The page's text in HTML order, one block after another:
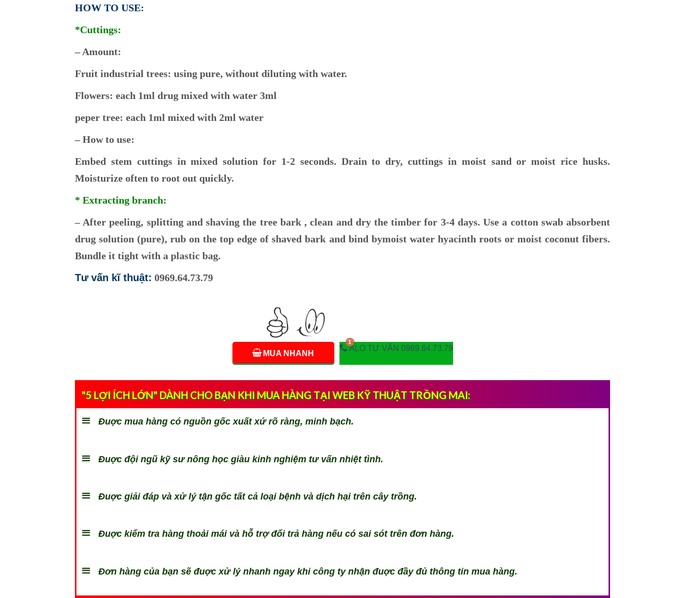
HOW TO USE:
*Cuttings:
– Amount:
Fruit industrial trees: using pure, without diluting with water.
Flowers: each 1ml drug mixed with water 3ml
peper tree: each 1ml mixed with 2ml water
– How to use:
Embed stem cuttings in mixed solution for 1-2 seconds. Drain to dry, cuttings in moist sand or moist rice husks.
Moisturize often to root out quickly.
* Extracting branch:
– After peeling, splitting and shaving the tree bark , clean and dry the timber for 3-4 days. Use a cotton swab absorbent
drug solution (pure), rub on the top edge of shaved bark and bind bymoist water hyacinth roots or moist coconut fibers.
Bundle it tight with a plastic bag.
Tư vấn kĩ thuật: 0969.64.73.79
MUA NHANH
ALO TƯ VẤN 0969.64.73.79
"5 LỢI ÍCH LỚN" DÀNH CHO BẠN KHI MUA HÀNG TẠI WEB KỸ THUẬT TRỒNG MAI:
Đuợc mua hàng có nguồn gốc xuất xứ rõ ràng, minh bạch.
Đuợc đội ngũ kỹ sư nông học giàu kinh nghiệm tư vấn nhiệt tình.
Đuợc giải đáp và xử lý tận gốc tất cả loại bệnh và dịch hại trên cây trồng.
Đuợc kiểm tra hàng thoải mái và hỗ trợ đổi trả hàng nếu có sai sót trên đơn hàng.
Đơn hàng của bạn sẽ đuợc xử lý nhanh ngay khi công ty nhận đuợc đầy đủ thông tin mua hàng.